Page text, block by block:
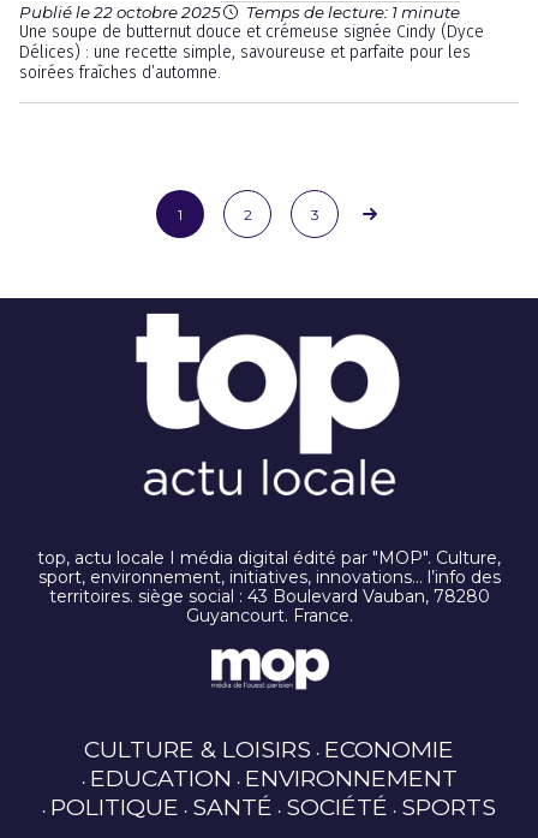
Publié le 22 octobre 2025 Temps de lecture: 1 minute
Une soupe de butternut douce et crémeuse signée Cindy (Dyce
Délices) : une recette simple, savoureuse et parfaite pour les
soirées fraîches d’automne.
1 2 3
top, actu locale I média digital édité par "MOP". Culture,
sport, environnement, initiatives, innovations… l’info des
territoires. siège social : 43 Boulevard Vauban, 78280
Guyancourt. France.
CULTURE & LOISIRS ECONOMIE
EDUCATION ENVIRONNEMENT
POLITIQUE SANTÉ SOCIÉTÉ SPORTS